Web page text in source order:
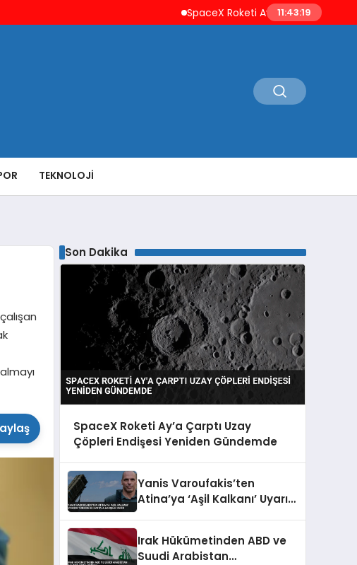
SpaceX Roketi Ay’a Çarptı Uzay Çöpleri
11:43:20
TEKNOLOJI
Son Dakika
SpaceX Roketi Ay’a Çarptı Uzay
Çöpleri Endişesi Yeniden Gündemde
Yanis Varoufakis’ten
Atina’ya ‘Aşil Kalkanı’ Uyarısı
Irak Hükümetinden ABD ve
Suudi Arabistan